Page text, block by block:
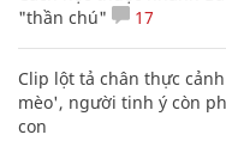
"thần chú"
17
Clip lột tả chân thực
mèo', người tinh ý còn
con